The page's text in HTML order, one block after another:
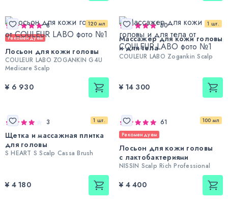
120 мл
8
Рекомендуем
Лосьон для кожи головы
COULEUR LABO ZOGANKIN G4U
Medicare Scalp
¥ 6 930
1 шт.
50
Массажер для кожи головы
и для тела
COULEUR LABO Zogankin Scalp
¥ 14 300
1 шт.
3
Щетка и массажная плитка
для головы
S HEART S Scalp Cassa Brush
¥ 4 180
100 мл
61
Рекомендуем
Лосьон для кожи головы
с лактобактериями
NISSIN Scalp Rich Professional
¥ 4 400